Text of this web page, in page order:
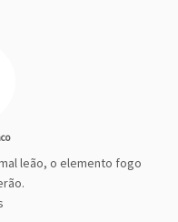
leão, o elemento fogo